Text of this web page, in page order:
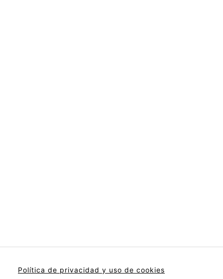
Política de privacidad y uso de cookies